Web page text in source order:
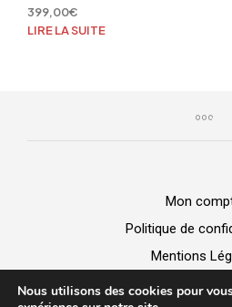
– Stockage SSD 128 Go
– Intel Pentium N5030
399,00€
LIRE LA SUITE
Mon
Politique de
Mentions
Nous utilisons des cookies pour